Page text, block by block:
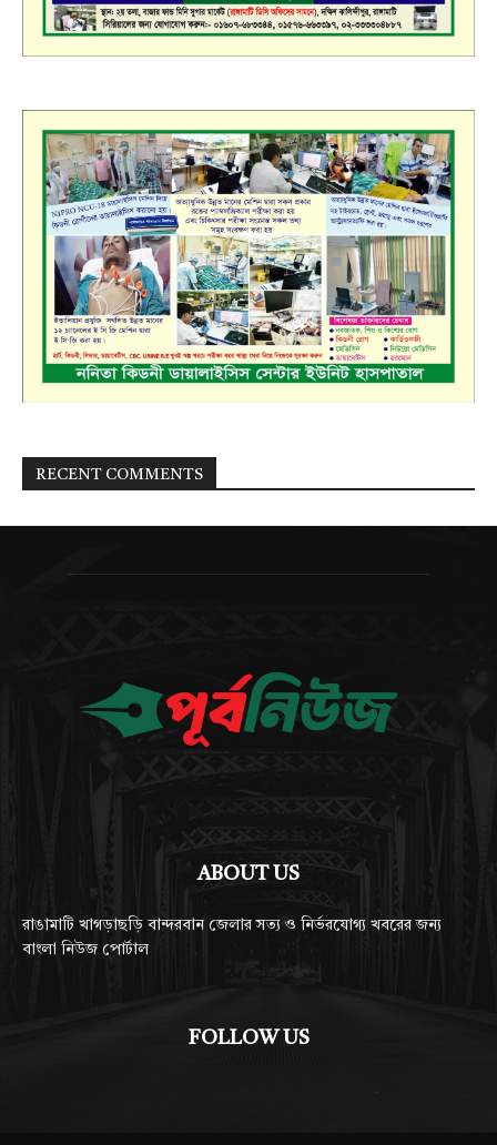
RECENT COMMENTS
ABOUT US
রাঙামাটি খাগড়াছড়ি বান্দরবান জেলার সত্য ও নির্ভরযোগ্য খবরের জন্য
বাংলা নিউজ পোর্টাল
FOLLOW US